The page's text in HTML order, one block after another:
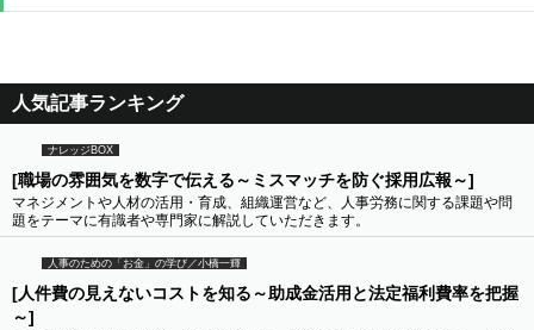
人気記事ランキング
ナレッジBOX
[職場の雰囲気を数字で伝える～ミスマッチを防ぐ採用広報～]
マネジメントや人材の活用・育成、組織運営など、人事労務に関する課題や問
題をテーマに有識者や専門家に解説していただきます。
人事のための「お金」の学び／小橋一輝
[人件費の見えないコストを知る～助成金活用と法定福利費率を把握
～]